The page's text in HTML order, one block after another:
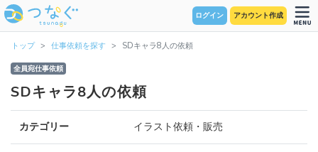
ログイン アカウント作成
トップ 仕事依頼を探す SDキャラ8人の依頼
全員宛仕事依頼
SDキャラ8人の依頼
カテゴリー イラスト依頼・販売